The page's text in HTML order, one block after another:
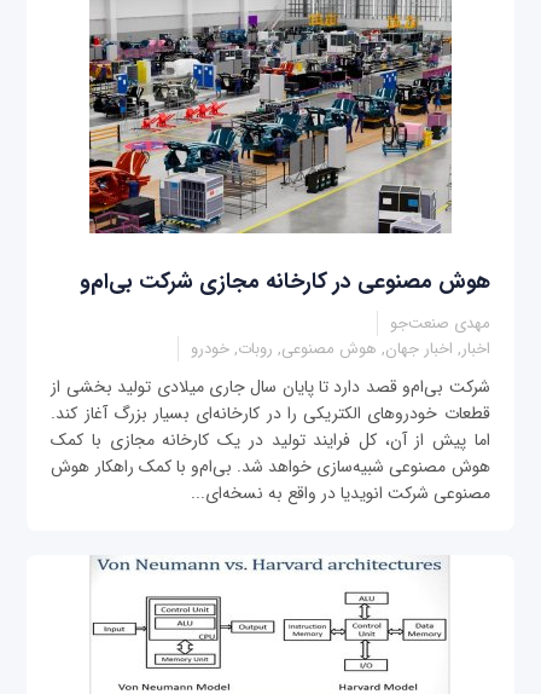
هوش مصنوعی در کارخانه‌ مجازی شرکت بی‌ام‌و
مهدی صنعت‌جو
اخبار, اخبار جهان, هوش مصنوعی, روبات, خودرو
شرکت بی‌ام‌و قصد دارد تا پایان سال جاری میلادی تولید بخشی از
قطعات خودروهای الکتریکی را در کارخانه‌ای بسیار بزرگ آغاز کند.
اما پیش از آن، کل فرایند تولید در یک کارخانه مجازی با کمک
هوش مصنوعی شبیه‌سازی خواهد شد. بی‌ام‌و با کمک راهکار هوش
مصنوعی شرکت انویدیا در واقع به نسخه‌ای...